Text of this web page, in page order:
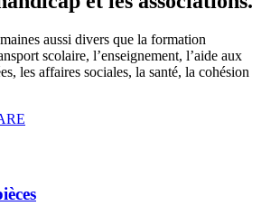
aussi divers que la formation
scolaire, l’enseignement, l’aide aux
les affaires sociales, la santé, la cohésion